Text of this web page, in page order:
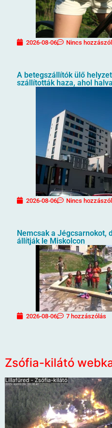
2026-08-06 Nincs
A betegszállítók ülő
szállították haza, ahol
2026-08-06 Nincs
Nemcsak a Jégcsarnokot,
állítják le Miskolcon
2026-08-06 7 hozzászólás
Zsófia-kilátó